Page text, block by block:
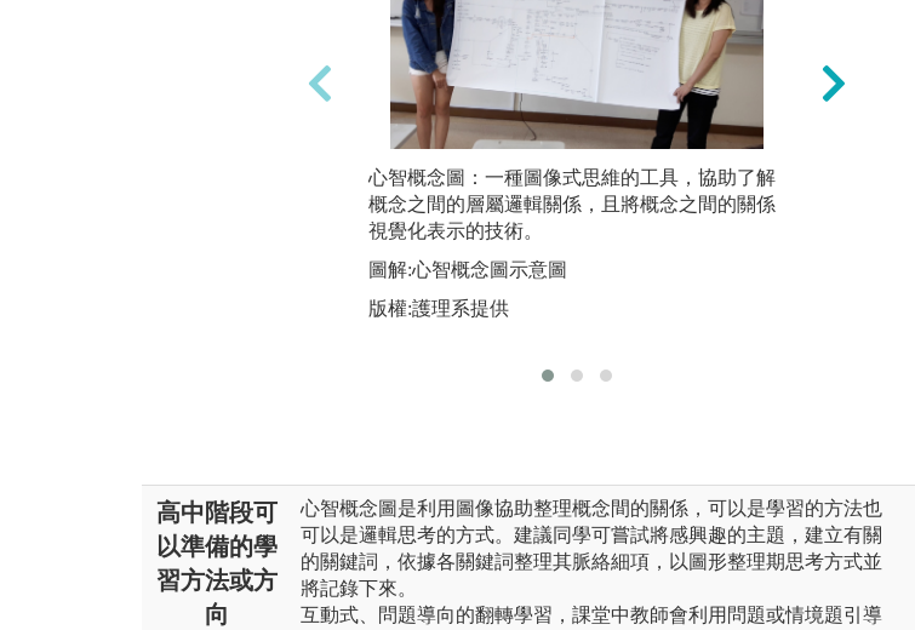
心智概念圖：一種圖像式思維的工具，協助了解
概念之間的層屬邏輯關係，且將概念之間的關係
視覺化表示的技術。
圖解:心智概念圖示意圖
版權:護理系提供
高中階段可
以準備的學
習方法或方
向
心智概念圖是利用圖像協助整理概念間的關係，可以是學習的方法也
可以是邏輯思考的方式。建議同學可嘗試將感興趣的主題，建立有關
的關鍵詞，依據各關鍵詞整理其脈絡細項，以圖形整理期思考方式並
將記錄下來。
互動式、問題導向的翻轉學習，課堂中教師會利用問題或情境題引導